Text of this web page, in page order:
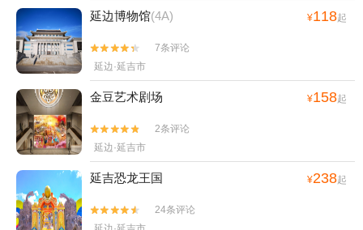
延边博物馆(4A) ¥118起


7条评论
延边·延吉市
金豆艺术剧场 ¥158起


2条评论
延边·延吉市
延吉恐龙王国 ¥238起


24条评论